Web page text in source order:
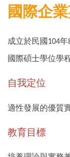
國際企
成立於民國104年
國際碩士學位學
自我定位
適性發展的優質
教育目標